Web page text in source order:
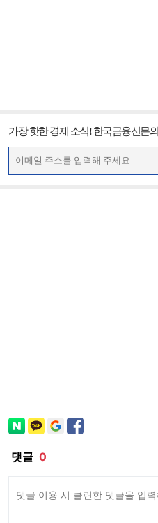
가장 핫한 경제 소식! 한국금융신문의